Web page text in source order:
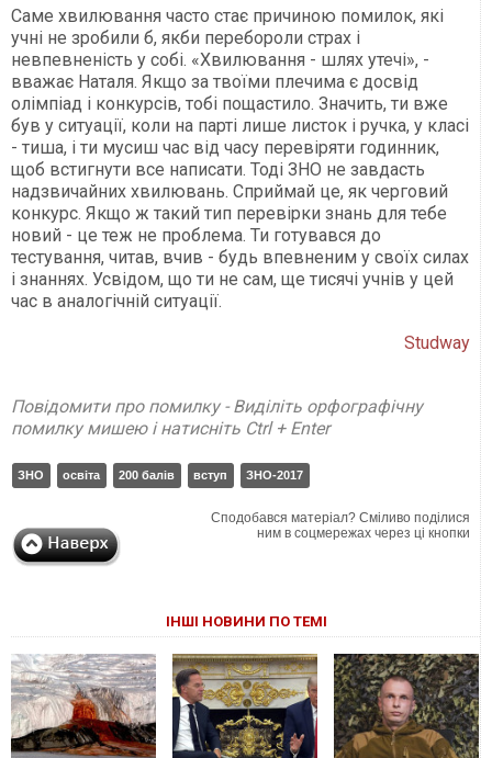
Саме хвилювання часто стає причиною помилок, які
учні не зробили б, якби перебороли страх і
невпевненість у собі. «Хвилювання - шлях утечі», -
вважає Наталя. Якщо за твоїми плечима є досвід
олімпіад і конкурсів, тобі пощастило. Значить, ти вже
був у ситуації, коли на парті лише листок і ручка, у класі
- тиша, і ти мусиш час від часу перевіряти годинник,
щоб встигнути все написати. Тоді ЗНО не завдасть
надзвичайних хвилювань. Сприймай це, як черговий
конкурс. Якщо ж такий тип перевірки знань для тебе
новий - це теж не проблема. Ти готувався до
тестування, читав, вчив - будь впевненим у своїх силах
і знаннях. Усвідом, що ти не сам, ще тисячі учнів у цей
час в аналогічній ситуації.
Studway
Повідомити про помилку - Виділіть орфографічну
помилку мишею і натисніть Ctrl + Enter
ЗНО освіта 200 балів вступ ЗНО-2017
Сподобався матеріал? Сміливо поділися
ним в соцмережах через ці кнопки
ІНШІ НОВИНИ ПО ТЕМІ